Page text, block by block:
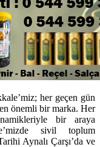
her geçen gün
önemli bir marka. Her
bir araya
sivil toplum
Aynalı Çarşı’da ve